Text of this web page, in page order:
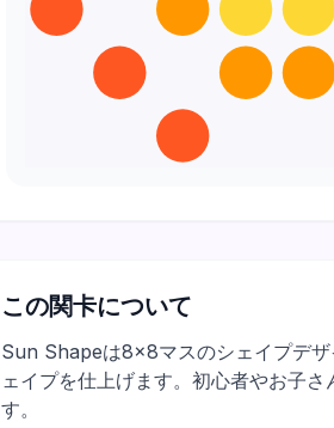
この関卡について
Sun Shapeは8×8マスのシェイプデザ
ェイプを仕上げます。初心者やお子
す。